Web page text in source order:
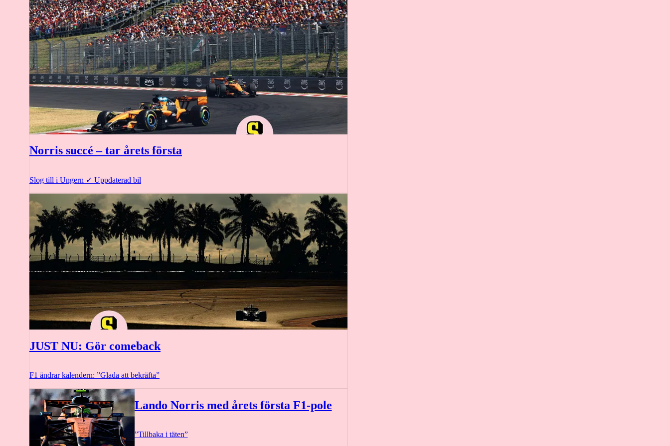
Norris succé – tar årets första
Slog till i Ungern ✓ Uppdaterad bil
JUST NU: Gör comeback
F1 ändrar kalendern: ”Glada att bekräfta”
Lando Norris med årets första F1-pole
”Tillbaka i täten”